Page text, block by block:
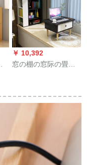
￥ 10,392
窓の棚の窓际の畳の
い棚と机（黒＋暖か
いか白い）